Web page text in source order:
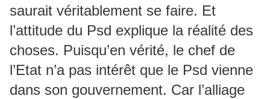
saurait véritablement se faire. Et
l’attitude du Psd explique la réalité des
choses. Puisqu’en vérité, le chef de
l’Etat n’a pas intérêt que le Psd vienne
dans son gouvernement. Car l’alliage